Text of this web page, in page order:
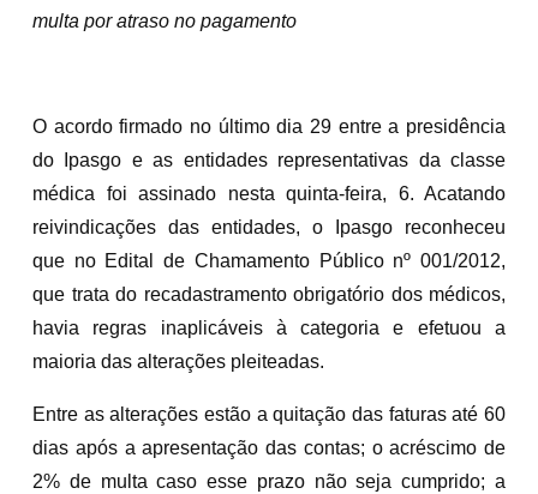
multa por atraso no pagamento
O acordo firmado no último dia 29 entre a presidência
do Ipasgo e as entidades representativas da classe
médica foi assinado nesta quinta-feira, 6. Acatando
reivindicações das entidades, o Ipasgo reconheceu
que no Edital de Chamamento Público nº 001/2012,
que trata do recadastramento obrigatório dos médicos,
havia regras inaplicáveis à categoria e efetuou a
maioria das alterações pleiteadas.
Entre as alterações estão a quitação das faturas até 60
dias após a apresentação das contas; o acréscimo de
2% de multa caso esse prazo não seja cumprido; a